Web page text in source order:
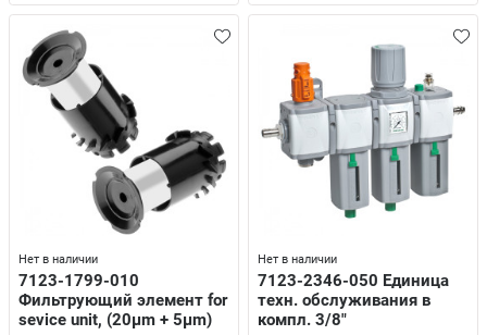
Нет в наличии
7123-1799-010
Фильтрующий элемент for
sevice unit, (20µm + 5µm)
Нет в наличии
7123-2346-050 Единица
техн. обслуживания в
компл. 3/8″